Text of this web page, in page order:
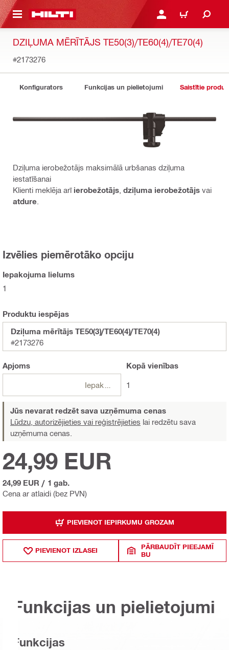
SATURU PIESLĒGTIES VAI
IEPIRKŠANĀS
DZIĻUMA MĒRĪTĀJS TE50(3)/TE60(4)/TE70(4)
#2173276
Konfigurators Funkcijas un pielietojumi Saistītie
Dziļuma ierobežotājs maksimālā urbšanas dziļuma
iestatīšanai
Klienti meklēja arī ierobežotājs dziļuma ierobežotājs vai
atdure
Izvēlies piemērotāko opciju
Iepakojuma lielums
1
Produktu iespējas
Dziļuma mērītājs TE50(3)/TE60(4)/TE70(4)
#2173276
Apjoms Kopā vienības
1
Jūs nevarat redzēt sava uzņēmuma cenas
Lūdzu, autorizējieties vai reģistrējieties lai redzētu sava
uzņēmuma cenas.
Cena ar atlaidi (bez PVN)
24,99 EUR
24,99 EUR / 1 gab.
PIEVIENOT IEPIRKUMU GROZAM
PIEVIENOT IZLASEI
PĀRBAUDĪT PIEEJAMĪ
BU
Funkcijas un pielietojumi
Funkcijas